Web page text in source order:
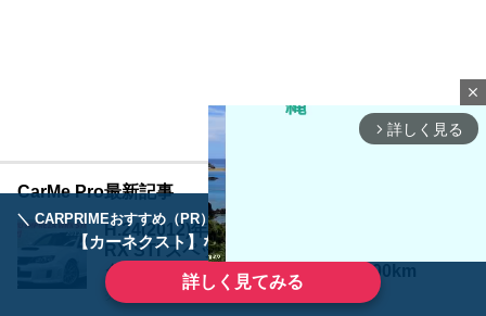
＼ CARPRIMEおすすめ（PR） ／
【カーネクスト】ならどんなクルマも高価買取
詳しく見てみる
CarMe Pro最新記事
H.24(2012)年 スバル インプレッサWRX 2.0 W
RX STI スペックC 4WD HKS車高調 SARDメ
タキャタ パールホワイト 走行32,000km
クルマ
close
arrow_forward_ios 詳しく見る